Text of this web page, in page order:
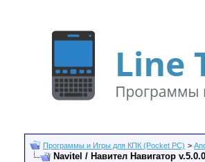
Программы и Игры для КПК (Pocket PC) >
Navitel / Навител Навигатор